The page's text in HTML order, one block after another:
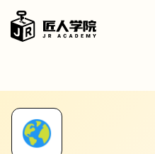
全球远程求职平台：怎
找远程工作最容易踩的坑，不是平